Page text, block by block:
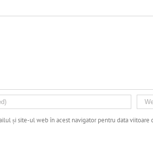
și site-ul web în acest navigator pentru data viitoare